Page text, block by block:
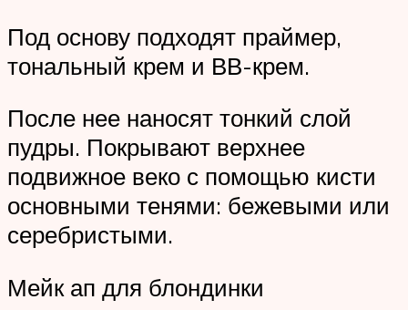
Под основу подходят праймер,
тональный крем и ВВ-крем.
После нее наносят тонкий слой
пудры. Покрывают верхнее
подвижное веко с помощью кисти
основными тенями: бежевыми или
серебристыми.
Мейк ап для блондинки